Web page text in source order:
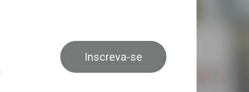
Inscreva-se